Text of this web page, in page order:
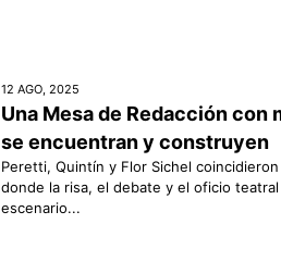
12 AGO, 2025
Una Mesa de Redacción con
se encuentran y construyen
Peretti, Quintín y Flor Sichel
donde la risa, el debate y el oficio
escenario...